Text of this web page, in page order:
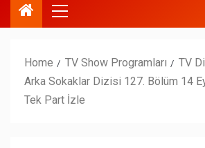
Home TV Show Programları
TV
Arka Sokaklar Dizisi 127. Bölüm 14
Tek Part İzle